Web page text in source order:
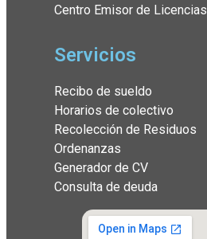
Centro Emisor de Licencias
Servicios
Recibo de sueldo
Horarios de colectivo
Recolección de Residuos
Ordenanzas
Generador de CV
Consulta de deuda